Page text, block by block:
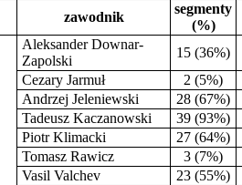
zawodnik
segmenty
(%)
Aleksander Downar-
Zapolski
15 (36%)
Cezary Jarmuł
2 (5%)
Andrzej Jeleniewski
28 (67%)
Tadeusz Kaczanowski
39 (93%)
Piotr Klimacki
27 (64%)
Tomasz Rawicz
3 (7%)
Vasil Valchev
23 (55%)